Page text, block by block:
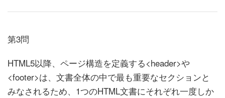
第3問
HTML5以降、ページ構造を定義する<header>や
<footer>は、文書全体の中で最も重要なセクションと
みなされるため、1つのHTML文書にそれぞれ一度しか